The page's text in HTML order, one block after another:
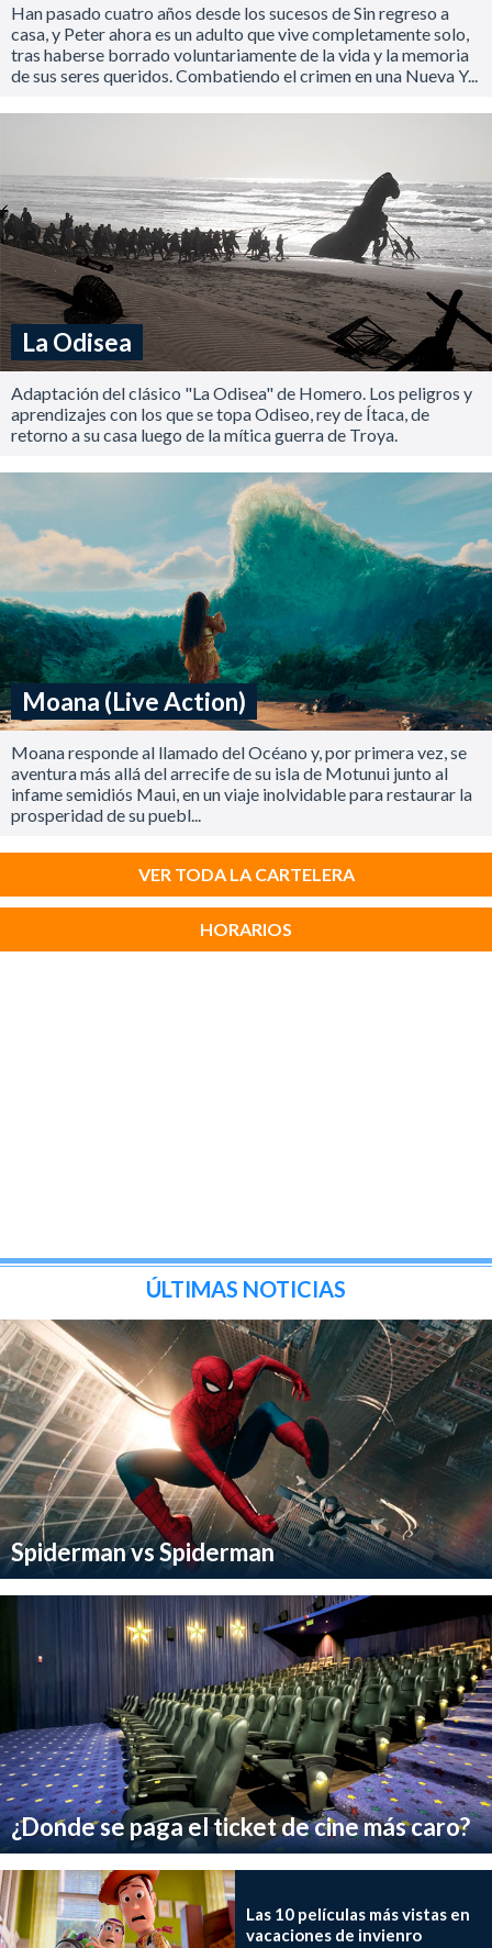
Han pasado cuatro años desde los sucesos de Sin regreso a
casa, y Peter ahora es un adulto que vive completamente solo,
tras haberse borrado voluntariamente de la vida y la memoria
de sus seres queridos. Combatiendo el crimen en una Nueva Y...
La Odisea
Adaptación del clásico "La Odisea" de Homero. Los peligros y
aprendizajes con los que se topa Odiseo, rey de Ítaca, de
retorno a su casa luego de la mítica guerra de Troya.
Moana (Live Action)
Moana responde al llamado del Océano y, por primera vez, se
aventura más allá del arrecife de su isla de Motunui junto al
infame semidiós Maui, en un viaje inolvidable para restaurar la
prosperidad de su puebl...
VER TODA LA CARTELERA
HORARIOS
ÚLTIMAS NOTICIAS
Spiderman vs Spiderman
¿Donde se paga el ticket de cine más caro?
Las 10 películas más vistas en
vacaciones de invienro